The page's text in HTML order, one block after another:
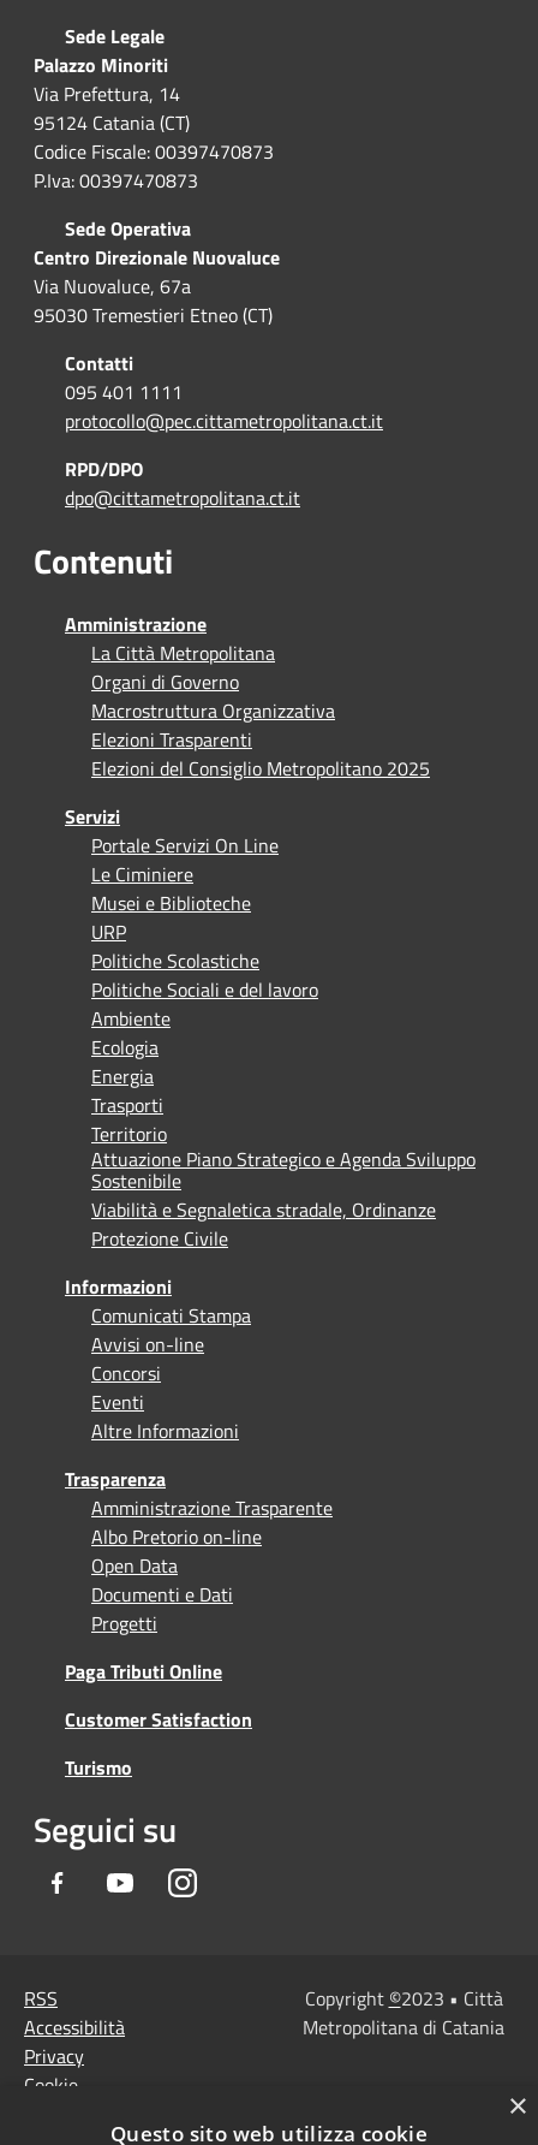
Sede Legale
Palazzo Minoriti
Via Prefettura, 14
95124 Catania (CT)
Codice Fiscale: 00397470873
P.Iva: 00397470873
Sede Operativa
Centro Direzionale Nuovaluce
Via Nuovaluce, 67a
95030 Tremestieri Etneo (CT)
Contatti
095 401 1111
protocollo@pec.cittametropolitana.ct.it
RPD/DPO
dpo@cittametropolitana.ct.it
Contenuti
Amministrazione
La Città Metropolitana
Organi di Governo
Macrostruttura Organizzativa
Elezioni Trasparenti
Elezioni del Consiglio Metropolitano 2025
Servizi
Portale Servizi On Line
Le Ciminiere
Musei e Biblioteche
URP
Politiche Scolastiche
Politiche Sociali e del lavoro
Ambiente
Ecologia
Energia
Trasporti
Territorio
Attuazione Piano Strategico e Agenda Sviluppo
Sostenibile
Viabilità e Segnaletica stradale, Ordinanze
Protezione Civile
Informazioni
Comunicati Stampa
Avvisi on-line
Concorsi
Eventi
Altre Informazioni
Trasparenza
Amministrazione Trasparente
Albo Pretorio on-line
Open Data
Documenti e Dati
Progetti
Paga Tributi Online
Customer Satisfaction
Turismo
Seguici su
Facebook YoutubeInstagram
RSS
Accessibilità
Privacy
Cookie
Copyright ©2023 • Città
Metropolitana di Catania
×
Questo sito web utilizza cookie